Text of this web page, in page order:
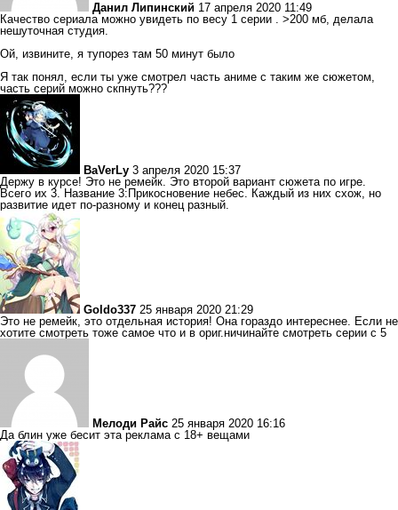
Данил Липинский 17 апреля 2020 11:49
Качество сериала можно увидеть по весу 1 серии . >200 мб, делала
нешуточная студия.
Ой, извините, я тупорез там 50 минут было
Я так понял, если ты уже смотрел часть аниме с таким же сюжетом,
часть серий можно скпнуть???
BaVerLy 3 апреля 2020 15:37
Держу в курсе! Это не ремейк. Это второй вариант сюжета по игре.
Всего их 3. Название 3:Прикосновение небес. Каждый из них схож, но
развитие идет по-разному и конец разный.
Goldo337 25 января 2020 21:29
Это не ремейк, это отдельная история! Она гораздо интереснее. Если не
хотите смотреть тоже самое что и в ориг.ничинайте смотреть серии с 5
Мелоди Райс 25 января 2020 16:16
Да блин уже бесит эта реклама с 18+ вещами